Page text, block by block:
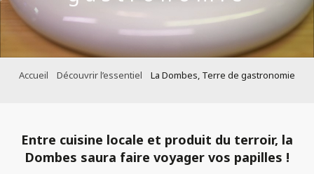
Accueil Découvrir l’essentiel La Dombes, Terre de gastronomie
Entre cuisine locale et produit du terroir, la
Dombes saura faire voyager vos papilles !